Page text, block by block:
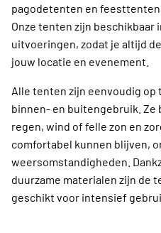
pagodetenten en
Onze tenten zijn beschikbaar
uitvoeringen, zodat je altijd
jouw locatie en evenement.
Alle tenten zijn eenvoudig
binnen- en buitengebruik.
regen, wind of felle zon en
comfortabel kunnen blijven,
weersomstandigheden.
duurzame materialen zijn de
geschikt voor intensief